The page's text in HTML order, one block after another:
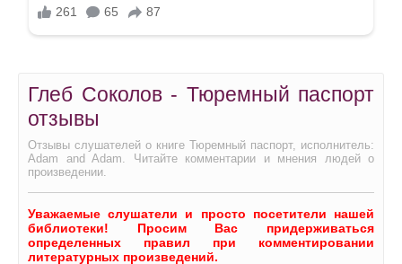
Глеб Соколов - Тюремный паспорт
отзывы
Отзывы слушателей о книге Тюремный паспорт, исполнитель:
Adam and Adam. Читайте комментарии и мнения людей о
произведении.
Уважаемые слушатели и просто посетители нашей
библиотеки! Просим Вас придерживаться
определенных правил при комментировании
литературных произведений.